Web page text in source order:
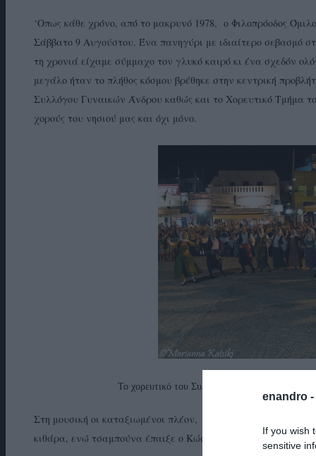
enandro -
If you wish
sensitive
‘Οπως κάθε χρόνο, από το μακρυνό 1978, ο Φιλοπρόοδος
Σάββατο 9 Αυγούστου. Ένα πανηγύρι με ιδιαίτερο σεβασμό
τη χρονιά είχαμε σύμμαχο τον γλυκό καιρό κι ένα σχεδόν
μεγάλο ήταν το πλήθος κόσμου βρέθηκε στην κεντρική
Συλλόγου Γυναικών Άνδρου καθώς και το Χορευτικό Τμήμα
χορούς του νησιού μας και όχι μόνο.
Το χορευτικό του Συλλόγου Γυναικών Άνδρου
Στη μουσική οι καταξιωμένοι πλέον, Σταύρος Λαρίος στο
κιθάρα, ενώ τσαμπούνα έπαιξε ο Κώστας Δαρδανός.